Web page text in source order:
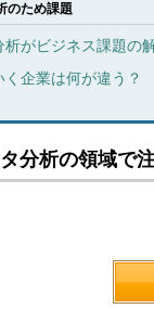
のため課題
析がビジネス課題の
く企業は何が違う？
分析の領域で